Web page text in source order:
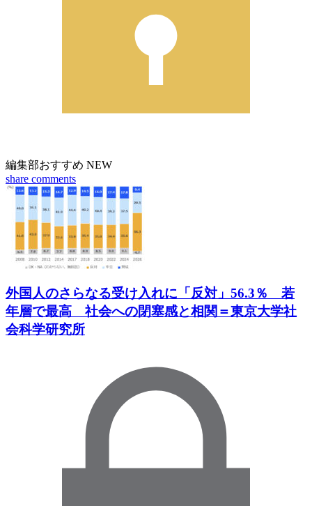
編集部おすすめ NEW
share comments
外国人のさらなる受け入れに「反対」56.3％ 若
年層で最高 社会への閉塞感と相関＝東京大学社
会科学研究所